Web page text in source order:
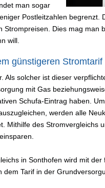
man sogar
Postleitzahlen begrenzt.
Strompreisen. Dies mag man
will.
günstigeren Stromtarif
Als solcher ist dieser
mit Gas
Schufa-Eintrag haben.
werden alle
Mithilfe des Stromvergleichs
in Sonthofen wird mit der
Tarif in der